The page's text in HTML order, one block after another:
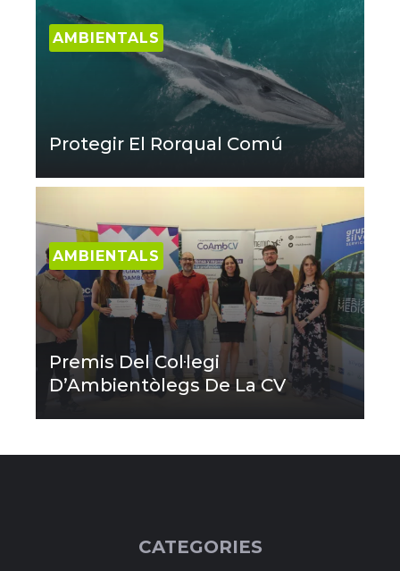
AMBIENTALS
Protegir El Rorqual Comú
AMBIENTALS
Premis Del Col·legi
D’Ambientòlegs De La CV
CATEGORIES